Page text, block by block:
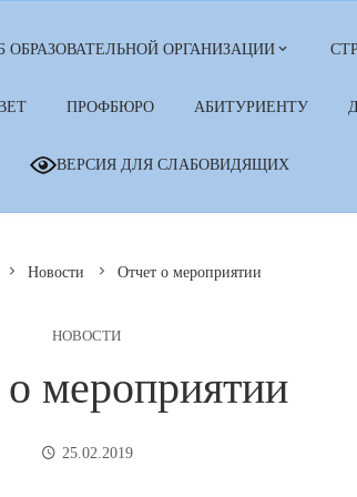
ОБРАЗОВАТЕЛЬНОЙ ОРГАНИЗАЦИИ
ПРОФБЮРО АБИТУРИЕНТУ
ВЕРСИЯ ДЛЯ СЛАБОВИДЯЩИХ
Новости Отчет о мероприятии
НОВОСТИ
мероприятии
25.02.2019